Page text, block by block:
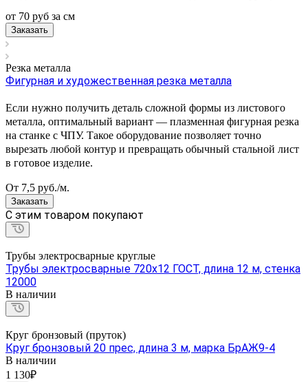
от 70 руб за см
Заказать
Резка металла
Фигурная и художественная резка металла
Если нужно получить деталь сложной формы из листового
металла, оптимальный вариант — плазменная фигурная резка
на станке с ЧПУ. Такое оборудование позволяет точно
вырезать любой контур и превращать обычный стальной лист
в готовое изделие.
От 7,5 руб./м.
Заказать
C этим товаром покупают
Трубы электросварные круглые
Трубы электросварные 720х12 ГОСТ, длина 12 м, стенка
12000
В наличии
Круг бронзовый (пруток)
Круг бронзовый 20 прес, длина 3 м, марка БрАЖ9-4
В наличии
1 130₽